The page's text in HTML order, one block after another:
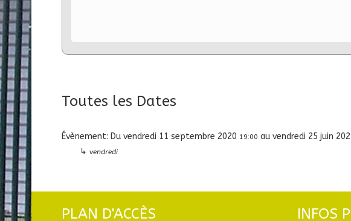
Toutes les Dates
Évènement: Du vendredi 11 septembre 2020 19:00 au vendredi 25 juin
↳ vendredi
PLAN D'ACCÈS INFOS